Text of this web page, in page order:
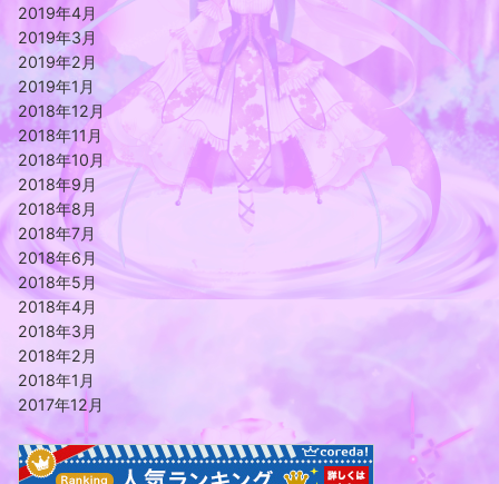
2019年4月
2019年3月
2019年2月
2019年1月
2018年12月
2018年11月
2018年10月
2018年9月
2018年8月
2018年7月
2018年6月
2018年5月
2018年4月
2018年3月
2018年2月
2018年1月
2017年12月